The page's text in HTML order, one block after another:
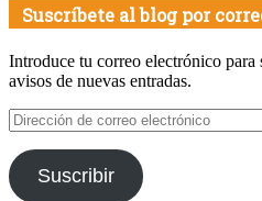
Suscríbete al blog por
Introduce tu correo electrónico
avisos de nuevas entradas.
Dirección
de
correo
electrónico
Suscribir